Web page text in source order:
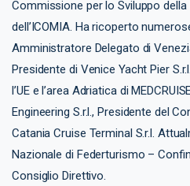
Commissione per lo Sviluppo
dell’ICOMIA. Ha ricoperto
Amministratore Delegato di
Presidente di Venice Yacht Pier
l’UE e l’area Adriatica di
Engineering S.r.l., Presidente del
Catania Cruise Terminal S.r.l.
Nazionale di Federturismo –
Consiglio Direttivo.